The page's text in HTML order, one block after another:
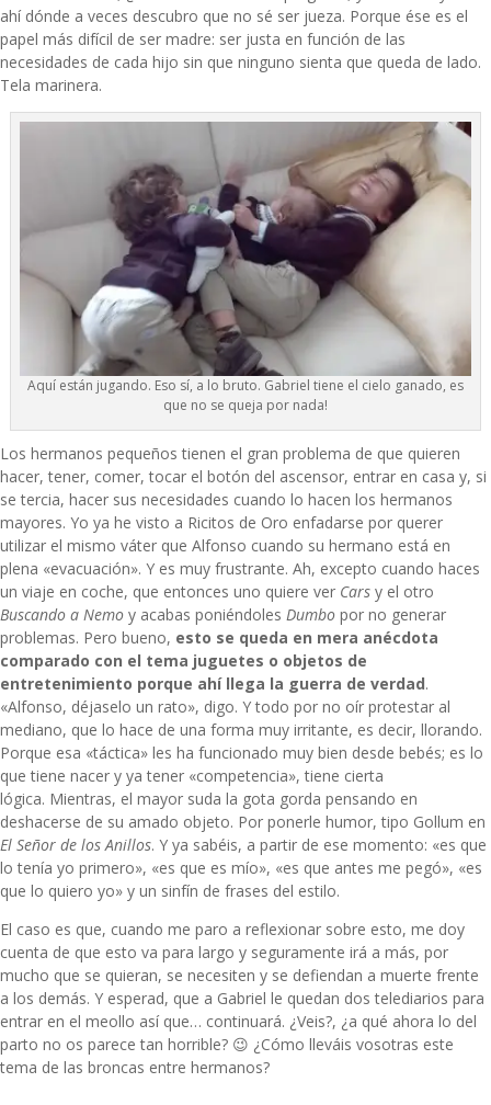
ahí dónde a veces descubro que no sé ser jueza. Porque ése es el
papel más difícil de ser madre: ser justa en función de las
necesidades de cada hijo sin que ninguno sienta que queda de lado.
Tela marinera.
Aquí están jugando. Eso sí, a lo bruto. Gabriel tiene el cielo ganado, es
que no se queja por nada!
Los hermanos pequeños tienen el gran problema de que quieren
hacer, tener, comer, tocar el botón del ascensor, entrar en casa y, si
se tercia, hacer sus necesidades cuando lo hacen los hermanos
mayores. Yo ya he visto a Ricitos de Oro enfadarse por querer
utilizar el mismo váter que Alfonso cuando su hermano está en
plena «evacuación». Y es muy frustrante. Ah, excepto cuando haces
un viaje en coche, que entonces uno quiere ver Cars y el otro
Buscando a Nemo y acabas poniéndoles Dumbo por no generar
problemas. Pero bueno, esto se queda en mera anécdota
comparado con el tema juguetes o objetos de
entretenimiento porque ahí llega la guerra de verdad.
«Alfonso, déjaselo un rato», digo. Y todo por no oír protestar al
mediano, que lo hace de una forma muy irritante, es decir, llorando.
Porque esa «táctica» les ha funcionado muy bien desde bebés; es lo
que tiene nacer y ya tener «competencia», tiene cierta
lógica. Mientras, el mayor suda la gota gorda pensando en
deshacerse de su amado objeto. Por ponerle humor, tipo Gollum en
El Señor de los Anillos. Y ya sabéis, a partir de ese momento: «es que
lo tenía yo primero», «es que es mío», «es que antes me pegó», «es
que lo quiero yo» y un sinfín de frases del estilo.
El caso es que, cuando me paro a reflexionar sobre esto, me doy
cuenta de que esto va para largo y seguramente irá a más, por
mucho que se quieran, se necesiten y se defiendan a muerte frente
a los demás. Y esperad, que a Gabriel le quedan dos telediarios para
entrar en el meollo así que… continuará. ¿Veis?, ¿a qué ahora lo del
parto no os parece tan horrible? 😉 ¿Cómo lleváis vosotras este
tema de las broncas entre hermanos?